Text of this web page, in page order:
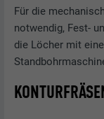
Für die
notwendig, Fest-
die Löcher mit